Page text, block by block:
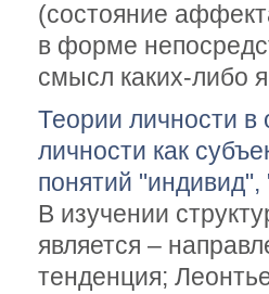
(состояние
в форме
смысл каких-либо
Теории личности в
личности как
понятий
В изучении
является –
тенденция;